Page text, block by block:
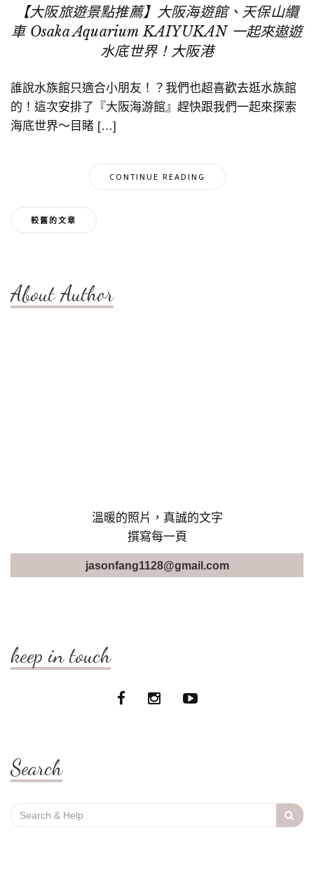
【大阪旅遊景點推薦】大阪海遊館、天保山纜
車 Osaka Aquarium KAIYUKAN 一起來遨遊
水底世界！大阪港
誰說水族館只適合小朋友！？我們也超喜歡去逛水族館
的！這次安排了『大阪海游館』趕快跟我們一起來探索
海底世界～目睹 […]
CONTINUE READING
文
覽
較舊的文章
About Author
溫暖的照片，真誠的文字
撰寫每一頁
jasonfang1128@gmail.com
keep in touch
Search
Search
for: